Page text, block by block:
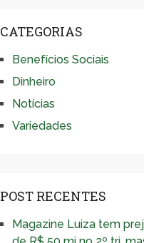
CATEGORIAS
Benefícios Sociais
Dinheiro
Notícias
Variedades
POST RECENTES
Magazine Luiza tem